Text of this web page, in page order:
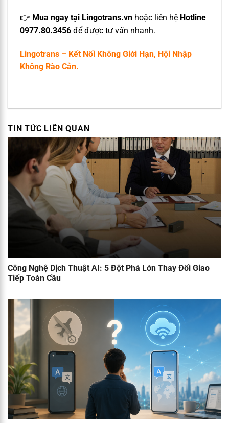
👉 Mua ngay tại Lingotrans.vn hoặc liên hệ Hotline
0977.80.3456 để được tư vấn nhanh.
Lingotrans – Kết Nối Không Giới Hạn, Hội Nhập
Không Rào Cản.
TIN TỨC LIÊN QUAN
Công Nghệ Dịch Thuật AI: 5 Đột Phá Lớn Thay Đổi Giao
Tiếp Toàn Cầu